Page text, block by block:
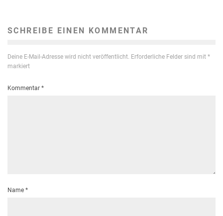
SCHREIBE EINEN KOMMENTAR
Deine E-Mail-Adresse wird nicht veröffentlicht. Erforderliche Felder sind mit *
markiert
Kommentar *
Name *